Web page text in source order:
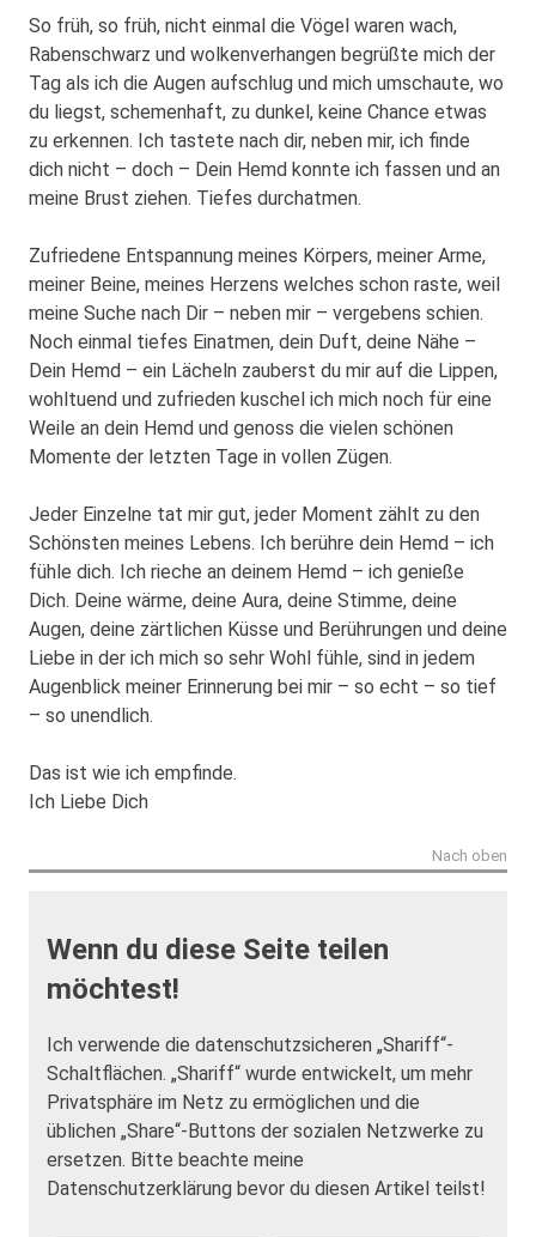
So früh, so früh, nicht einmal die Vögel waren wach,
Rabenschwarz und wolkenverhangen begrüßte mich der
Tag als ich die Augen aufschlug und mich umschaute, wo
du liegst, schemenhaft, zu dunkel, keine Chance etwas
zu erkennen. Ich tastete nach dir, neben mir, ich finde
dich nicht – doch – Dein Hemd konnte ich fassen und an
meine Brust ziehen. Tiefes durchatmen.
Zufriedene Entspannung meines Körpers, meiner Arme,
meiner Beine, meines Herzens welches schon raste, weil
meine Suche nach Dir – neben mir – vergebens schien.
Noch einmal tiefes Einatmen, dein Duft, deine Nähe –
Dein Hemd – ein Lächeln zauberst du mir auf die Lippen,
wohltuend und zufrieden kuschel ich mich noch für eine
Weile an dein Hemd und genoss die vielen schönen
Momente der letzten Tage in vollen Zügen.
Jeder Einzelne tat mir gut, jeder Moment zählt zu den
Schönsten meines Lebens. Ich berühre dein Hemd – ich
fühle dich. Ich rieche an deinem Hemd – ich genieße
Dich. Deine wärme, deine Aura, deine Stimme, deine
Augen, deine zärtlichen Küsse und Berührungen und deine
Liebe in der ich mich so sehr Wohl fühle, sind in jedem
Augenblick meiner Erinnerung bei mir – so echt – so tief
– so unendlich.
Das ist wie ich empfinde.
Ich Liebe Dich
Nach oben
Wenn du diese Seite teilen
möchtest!
Ich verwende die datenschutzsicheren „Shariff“-
Schaltflächen. „Shariff“ wurde entwickelt, um mehr
Privatsphäre im Netz zu ermöglichen und die
üblichen „Share“-Buttons der sozialen Netzwerke zu
ersetzen. Bitte beachte meine
Datenschutzerklärung bevor du diesen Artikel teilst!